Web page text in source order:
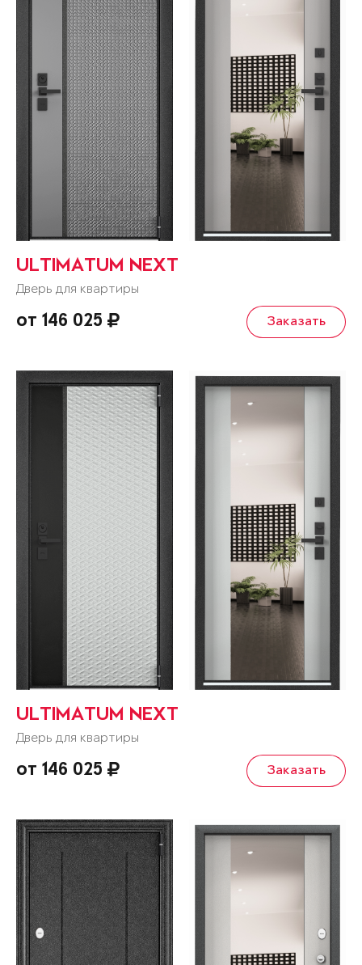
ULTIMATUM NEXT
Дверь для квартиры
от 146 025 Заказать
ULTIMATUM NEXT
Дверь для квартиры
от 146 025 Заказать